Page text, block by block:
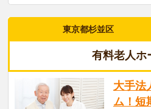
東京都杉並区
有料老人ホ
大手法
ム！短